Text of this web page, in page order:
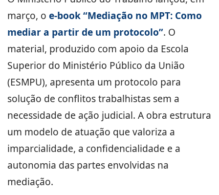
março, o e-book “Mediação no MPT: Como
mediar a partir de um protocolo”. O
material, produzido com apoio da Escola
Superior do Ministério Público da União
(ESMPU), apresenta um protocolo para
solução de conflitos trabalhistas sem a
necessidade de ação judicial. A obra estrutura
um modelo de atuação que valoriza a
imparcialidade, a confidencialidade e a
autonomia das partes envolvidas na
mediação.